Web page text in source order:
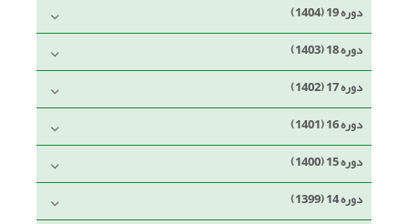
دوره 19 (1404)
دوره 18 (1403)
دوره 17 (1402)
دوره 16 (1401)
دوره 15 (1400)
دوره 14 (1399)